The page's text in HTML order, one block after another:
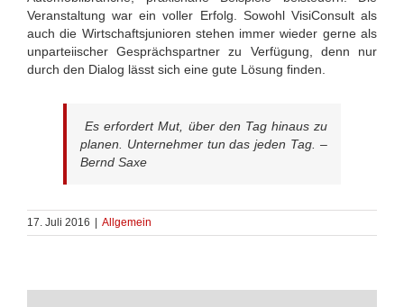
Veranstaltung war ein voller Erfolg. Sowohl VisiConsult als
auch die Wirtschaftsjunioren stehen immer wieder gerne als
unparteiischer Gesprächspartner zu Verfügung, denn nur
durch den Dialog lässt sich eine gute Lösung finden.
Es erfordert Mut, über den Tag hinaus zu
planen. Unternehmer tun das jeden Tag. –
Bernd Saxe
17. Juli 2016 | Allgemein